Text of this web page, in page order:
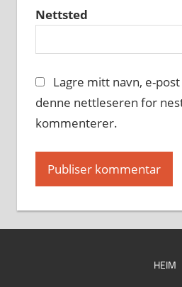
Nettsted
Lagre mitt navn, e-
denne nettleseren for
kommenterer.
HEIM